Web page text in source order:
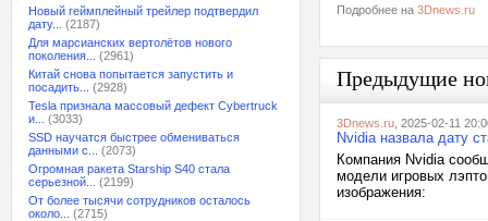
Новый геймплейный трейлер подтвердил
дату...
(2187)
Для марсианских вертолётов нового
поколения...
(2961)
Китай снова попытается запустить и
посадить...
(2928)
Tesla признала массовый дефект Cybertruck
и...
(3033)
SSD научатся быстрее обмениваться
данными с...
(2073)
Огромная ракета Starship S40 стала
серьезной...
(2199)
От более тысячи сотрудников осталось
около...
(2715)
Подробнее на 3Dnews.ru
Предыдущие
3Dnews.ru , 2025-02-11
Nvidia назвала дату
Компания Nvidia
модели игровых
изображения: